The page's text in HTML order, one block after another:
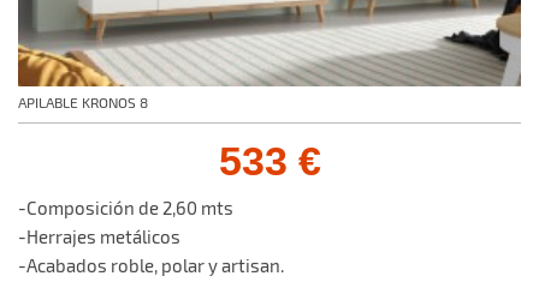
APILABLE KRONOS 8
533 €
-Composición de 2,60 mts
-Herrajes metálicos
-Acabados roble, polar y artisan.